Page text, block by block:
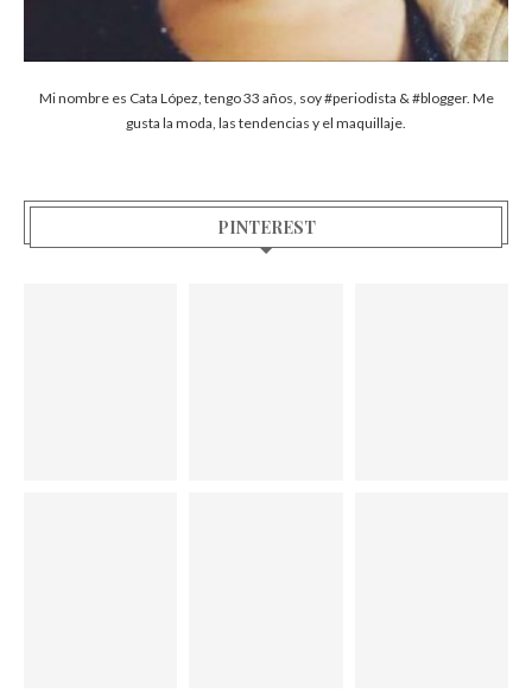
Mi nombre es Cata López, tengo 33 años, soy #periodista & #blogger. Me
gusta la moda, las tendencias y el maquillaje.
PINTEREST